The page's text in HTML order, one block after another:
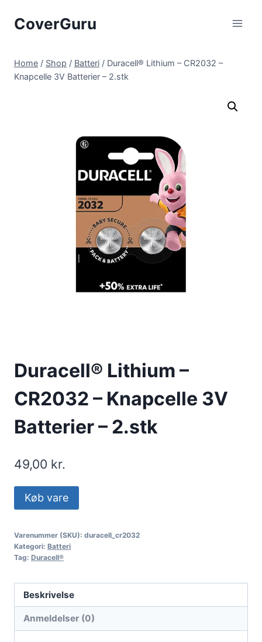
CoverGuru
Home / Shop / Batteri / Duracell® Lithium – CR2032 –
Knapcelle 3V Batterier – 2.stk
Duracell® Lithium –
CR2032 – Knapcelle 3V
Batterier – 2.stk
49,00 kr.
Køb vare
Varenummer (SKU): duracell_cr2032
Kategori: Batteri
Tag: Duracell®
Beskrivelse
Anmeldelser (0)